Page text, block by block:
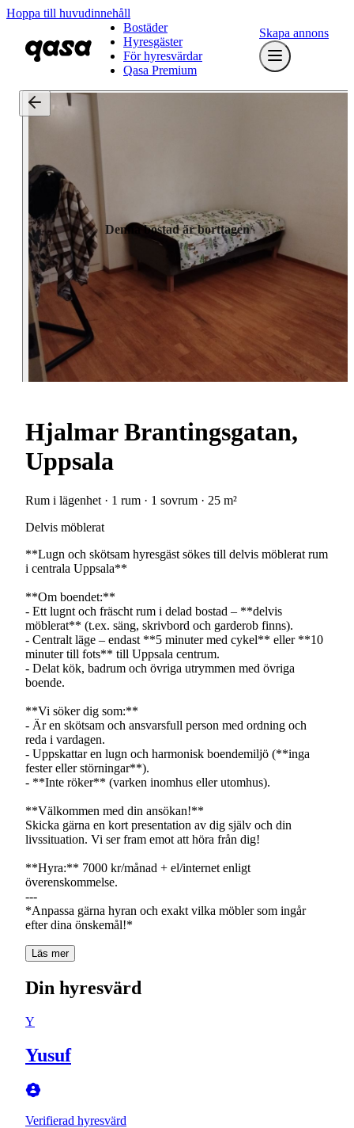
Hoppa till huvudinnehåll
Bostäder
Hyresgäster
För hyresvärdar
Qasa Premium
Skapa annons
Denna bostad är borttagen
Hjalmar Brantingsgatan,
Uppsala
Rum i lägenhet · 1 rum · 1 sovrum · 25 m²
Delvis möblerat
**Lugn och skötsam hyresgäst sökes till delvis möblerat rum
i centrala Uppsala**
**Om boendet:**
- Ett lugnt och fräscht rum i delad bostad – **delvis
möblerat** (t.ex. säng, skrivbord och garderob finns).
- Centralt läge – endast **5 minuter med cykel** eller **10
minuter till fots** till Uppsala centrum.
- Delat kök, badrum och övriga utrymmen med övriga
boende.
**Vi söker dig som:**
- Är en skötsam och ansvarsfull person med ordning och
reda i vardagen.
- Uppskattar en lugn och harmonisk boendemiljö (**inga
fester eller störningar**).
- **Inte röker** (varken inomhus eller utomhus).
**Välkommen med din ansökan!**
Skicka gärna en kort presentation av dig själv och din
livssituation. Vi ser fram emot att höra från dig!
**Hyra:** 7000 kr/månad + el/internet enligt
överenskommelse.
---
*Anpassa gärna hyran och exakt vilka möbler som ingår
efter dina önskemål!*
Läs mer
Din hyresvärd
Y
Yusuf
Verifierad hyresvärd